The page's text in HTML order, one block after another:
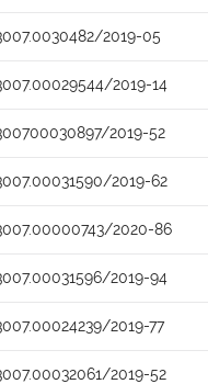
2019-05
2019-14
2019-52
2019-62
2020-86
2019-94
2019-77
2019-52